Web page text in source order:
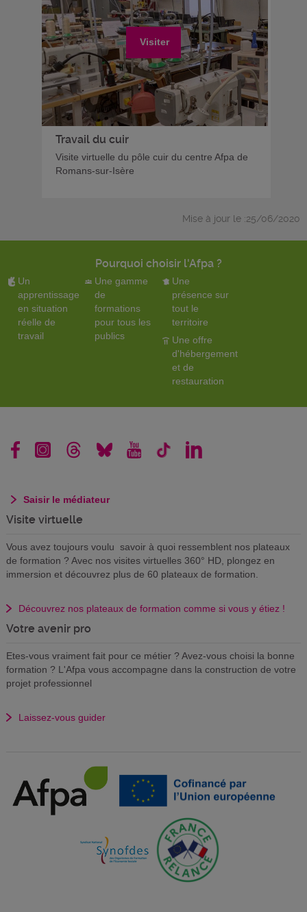
Visiter
Travail du cuir
Visite virtuelle du pôle cuir du centre Afpa de
Romans-sur-Isère
Mise à jour le :25/06/2020
Pourquoi choisir l'Afpa ?
Un
apprentissage
en situation
réelle de
travail
Une gamme
de
formations
pour tous les
publics
Une
présence sur
tout le
territoire
Une offre
d'hébergement
et de
restauration
Saisir le médiateur
Visite virtuelle
Vous avez toujours voulu savoir à quoi ressemblent nos plateaux
de formation ? Avec nos visites virtuelles 360° HD, plongez en
immersion et découvrez plus de 60 plateaux de formation.
Découvrez nos plateaux de formation comme si vous y étiez !
Votre avenir pro
Etes-vous vraiment fait pour ce métier ? Avez-vous choisi la bonne
formation ? L'Afpa vous accompagne dans la construction de votre
projet professionnel
Laissez-vous guider